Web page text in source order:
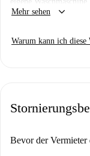
sind erlaubt, und alle
Spotahome-
East London –
Maryland Point und
Mehr sehen keyboard_arrow_down
Warum kann ich diese
Bevor der